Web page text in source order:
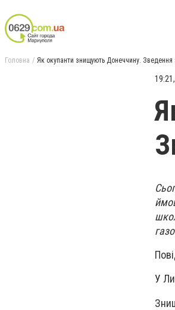
Головна Як окупанти знищують Донеччину. Зведення
У